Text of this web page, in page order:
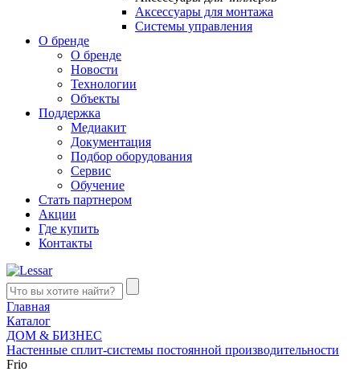
Аксессуары для монтажа
Системы управления
О бренде
О бренде
Новости
Технологии
Объекты
Поддержка
Медиакит
Документация
Подбор оборудования
Сервис
Обучение
Стать партнером
Акции
Где купить
Контакты
Главная
Каталог
ДОМ & БИЗНЕС
Настенные сплит-системы постоянной производительности
Frio